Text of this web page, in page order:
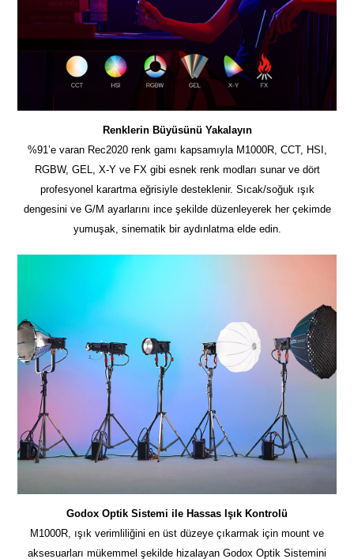
Renklerin Büyüsünü Yakalayın
%91’e varan Rec2020 renk gamı kapsamıyla M1000R, CCT, HSI,
RGBW, GEL, X-Y ve FX gibi esnek renk modları sunar ve dört
profesyonel karartma eğrisiyle desteklenir. Sıcak/soğuk ışık
dengesini ve G/M ayarlarını ince şekilde düzenleyerek her çekimde
yumuşak, sinematik bir aydınlatma elde edin.
Godox Optik Sistemi ile Hassas Işık Kontrolü
M1000R, ışık verimliliğini en üst düzeye çıkarmak için mount ve
aksesuarları mükemmel şekilde hizalayan Godox Optik Sistemini